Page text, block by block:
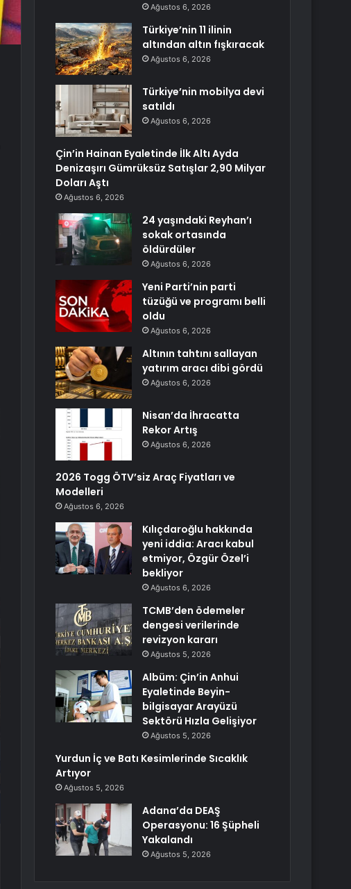
Ağustos 6, 2026
Türkiye’nin 11 ilinin
altından altın fışkıracak
Ağustos 6, 2026
Türkiye’nin mobilya devi
satıldı
Ağustos 6, 2026
Çin’in Hainan Eyaletinde İlk Altı Ayda
Denizaşırı Gümrüksüz Satışlar 2,90 Milyar
Doları Aştı
Ağustos 6, 2026
24 yaşındaki Reyhan’ı
sokak ortasında
öldürdüler
Ağustos 6, 2026
Yeni Parti’nin parti
tüzüğü ve programı belli
oldu
Ağustos 6, 2026
Altının tahtını sallayan
yatırım aracı dibi gördü
Ağustos 6, 2026
Nisan’da İhracatta
Rekor Artış
Ağustos 6, 2026
2026 Togg ÖTV’siz Araç Fiyatları ve
Modelleri
Ağustos 6, 2026
Kılıçdaroğlu hakkında
yeni iddia: Aracı kabul
etmiyor, Özgür Özel’i
bekliyor
Ağustos 6, 2026
TCMB’den ödemeler
dengesi verilerinde
revizyon kararı
Ağustos 5, 2026
Albüm: Çin’in Anhui
Eyaletinde Beyin-
bilgisayar Arayüzü
Sektörü Hızla Gelişiyor
Ağustos 5, 2026
Yurdun İç ve Batı Kesimlerinde Sıcaklık
Artıyor
Ağustos 5, 2026
Adana’da DEAŞ
Operasyonu: 16 Şüpheli
Yakalandı
Ağustos 5, 2026